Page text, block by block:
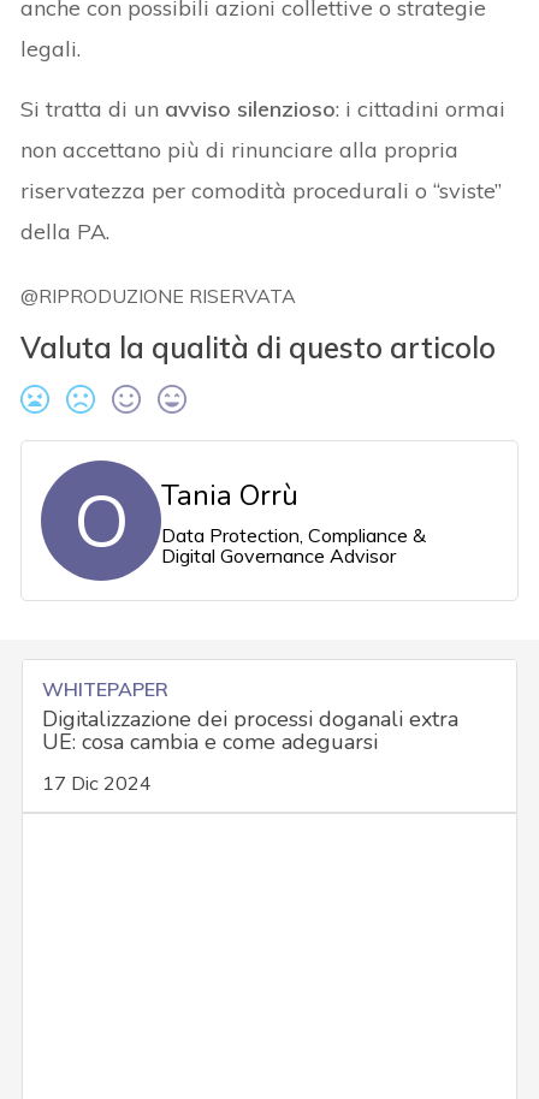
anche con possibili azioni collettive o strategie
legali.
Si tratta di un avviso silenzioso: i cittadini ormai
non accettano più di rinunciare alla propria
riservatezza per comodità procedurali o “sviste”
della PA.
@RIPRODUZIONE RISERVATA
Valuta la qualità di questo articolo
O Tania Orrù
Data Protection, Compliance &
Digital Governance Advisor
WHITEPAPER
Digitalizzazione dei processi doganali extra
UE: cosa cambia e come adeguarsi
17 Dic 2024